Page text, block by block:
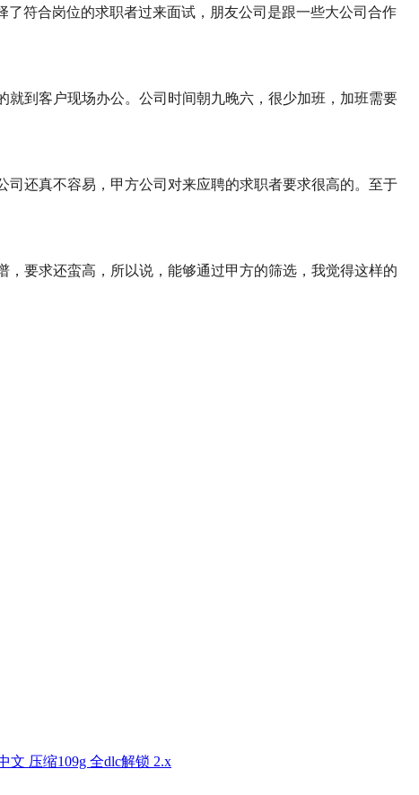
符合岗位的求职者过来面试，朋友公司是跟一些大公司合作
到客户现场办公。公司时间朝九晚六，很少加班，加班需要
还真不容易，甲方公司对来应聘的求职者要求很高的。至于
要求还蛮高，所以说，能够通过甲方的筛选，我觉得这样的
文 压缩109g 全dlc解锁 2.x